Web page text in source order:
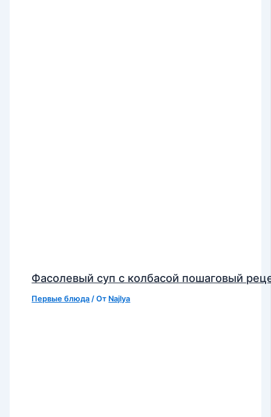
Фасолевый суп с колбасой пошаговый
Первые блюда / От Najlya